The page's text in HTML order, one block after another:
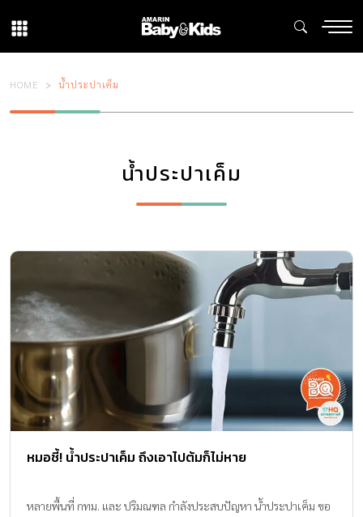
HOME น้ำประปาเค็ม
น้ำประปาเค็ม
หมอชี้! น้ำประปาเค็ม ถึงเอาไปต้มก็ไม่หาย
หลายพื้นที่ กทม. และ ปริมณฑล กำลังประสบปัญหา น้ำประปาเค็ม ขอ